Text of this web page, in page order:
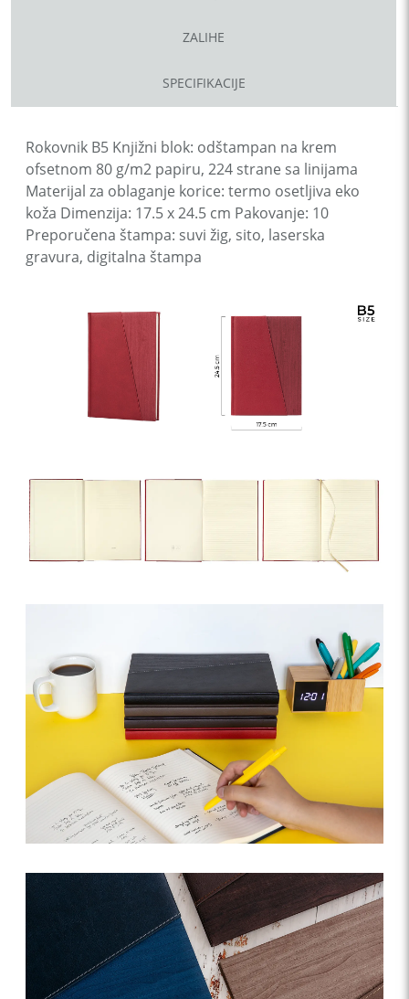
ZALIHE
SPECIFIKACIJE
Rokovnik B5 Knjižni blok: odštampan na krem
ofsetnom 80 g/m2 papiru, 224 strane sa linijama
Materijal za oblaganje korice: termo osetljiva eko
koža Dimenzija: 17.5 x 24.5 cm Pakovanje: 10
Preporučena štampa: suvi žig, sito, laserska
gravura, digitalna štampa